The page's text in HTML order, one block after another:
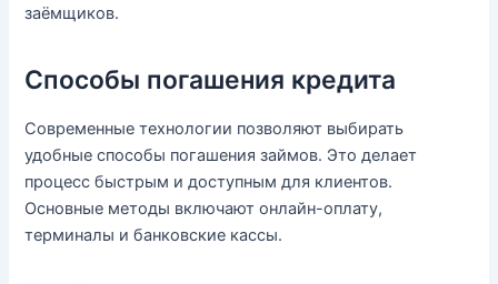
заёмщиков.
Способы погашения кредита
Современные технологии позволяют выбирать
удобные способы погашения займов. Это делает
процесс быстрым и доступным для клиентов.
Основные методы включают онлайн-оплату,
терминалы и банковские кассы.